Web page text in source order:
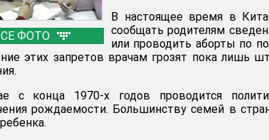
ФОТО
В настоящее время в
сообщать родителям
или проводить аборты по
этих запретов врачам грозят пока лишь
с конца 1970-х годов проводится
рождаемости. Большинству семей в